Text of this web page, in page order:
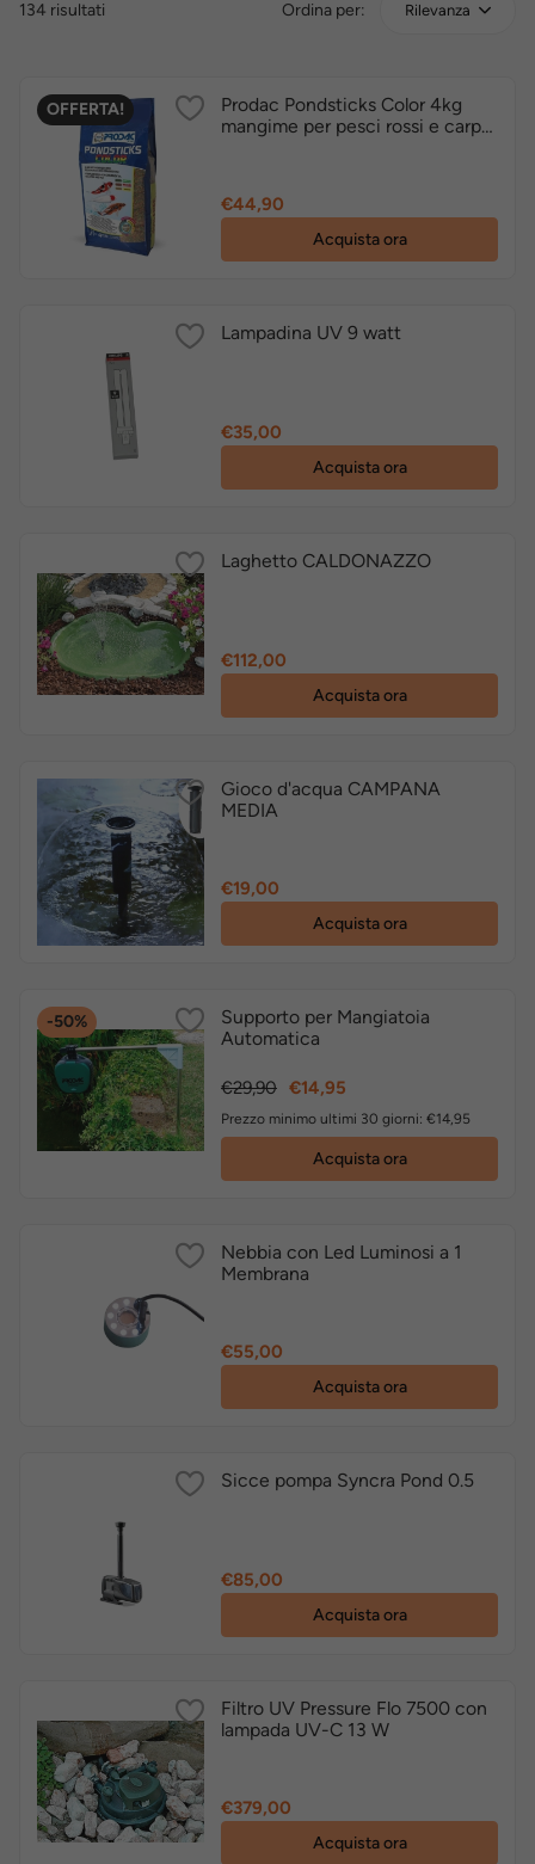
134 risultati Ordina per: Rilevanza
OFFERTA!
Prodac Pondsticks Color 4kg
mangime per pesci rossi e carpe
Prezzo
€44,90
Acquista ora
Lampadina UV 9 watt
Prezzo
€35,00
Acquista ora
Laghetto CALDONAZZO
Prezzo
€112,00
Acquista ora
Gioco d'acqua CAMPANA
MEDIA
Prezzo
€19,00
Acquista ora
-50%
Supporto per Mangiatoia
Automatica
Prezzo
€29,90 Prezzo
€14,95
Prezzo minimo ultimi 30 giorni: €14,95
Acquista ora
Nebbia con Led Luminosi a 1
Membrana
Prezzo
€55,00
Acquista ora
Sicce pompa Syncra Pond 0.5
Prezzo
€85,00
Acquista ora
Filtro UV Pressure Flo 7500 con
lampada UV-C 13 W
Prezzo
€379,00
Acquista ora